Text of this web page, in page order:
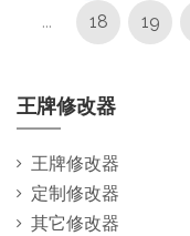
... 18 19
王牌修改器
王牌修改器
定制修改器
其它修改器